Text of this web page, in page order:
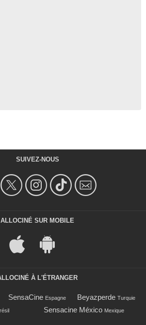
SUIVEZ-NOUS
ALLOCINÉ SUR MOBILE
À L'ÉTRANGER
SensaCine Espagne Beyazperde Turquie
Sensacine México Mexique